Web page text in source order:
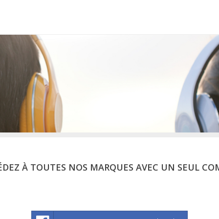
À TOUTES NOS MARQUES AVEC UN SEUL